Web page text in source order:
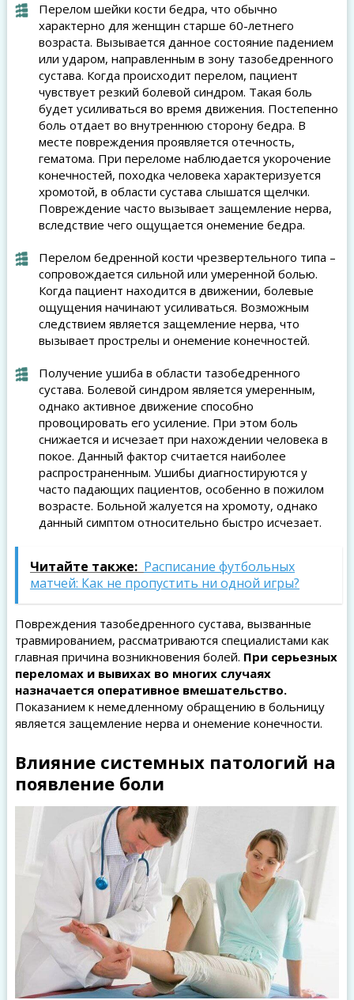
Перелом шейки кости бедра, что обычно
характерно для женщин старше 60-летнего
возраста. Вызывается данное состояние падением
или ударом, направленным в зону тазобедренного
сустава. Когда происходит перелом, пациент
чувствует резкий болевой синдром. Такая боль
будет усиливаться во время движения. Постепенно
боль отдает во внутреннюю сторону бедра. В
месте повреждения проявляется отечность,
гематома. При переломе наблюдается укорочение
конечностей, походка человека характеризуется
хромотой, в области сустава слышатся щелчки.
Повреждение часто вызывает защемление нерва,
вследствие чего ощущается онемение бедра.
Перелом бедренной кости чрезвертельного типа –
сопровождается сильной или умеренной болью.
Когда пациент находится в движении, болевые
ощущения начинают усиливаться. Возможным
следствием является защемление нерва, что
вызывает прострелы и онемение конечностей.
Получение ушиба в области тазобедренного
сустава. Болевой синдром является умеренным,
однако активное движение способно
провоцировать его усиление. При этом боль
снижается и исчезает при нахождении человека в
покое. Данный фактор считается наиболее
распространенным. Ушибы диагностируются у
часто падающих пациентов, особенно в пожилом
возрасте. Больной жалуется на хромоту, однако
данный симптом относительно быстро исчезает.
Читайте также: Расписание футбольных
матчей: Как не пропустить ни одной игры?
Повреждения тазобедренного сустава, вызванные
травмированием, рассматриваются специалистами как
главная причина возникновения болей. При серьезных
переломах и вывихах во многих случаях
назначается оперативное вмешательство.
Показанием к немедленному обращению в больницу
является защемление нерва и онемение конечности.
Влияние системных патологий на
появление боли